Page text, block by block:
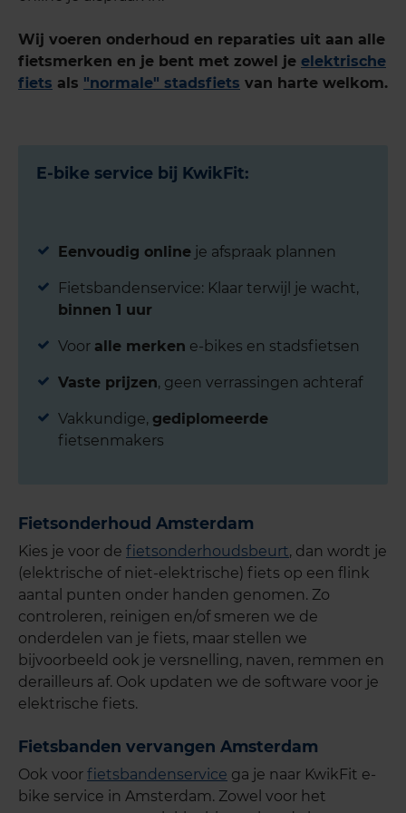
Wij voeren onderhoud en reparaties uit aan alle
fietsmerken en je bent met zowel je elektrische
fiets als "normale" stadsfiets van harte welkom.
E-bike service bij KwikFit:
Eenvoudig online je afspraak plannen
Fietsbandenservice: Klaar terwijl je wacht,
binnen 1 uur
Voor alle merken e-bikes en stadsfietsen
Vaste prijzen, geen verrassingen achteraf
Vakkundige, gediplomeerde
fietsenmakers
Fietsonderhoud Amsterdam
Kies je voor de fietsonderhoudsbeurt, dan wordt je
(elektrische of niet-elektrische) fiets op een flink
aantal punten onder handen genomen. Zo
controleren, reinigen en/of smeren we de
onderdelen van je fiets, maar stellen we
bijvoorbeeld ook je versnelling, naven, remmen en
derailleurs af. Ook updaten we de software voor je
elektrische fiets.
Fietsbanden vervangen Amsterdam
Ook voor fietsbandenservice ga je naar KwikFit e-
bike service in Amsterdam. Zowel voor het